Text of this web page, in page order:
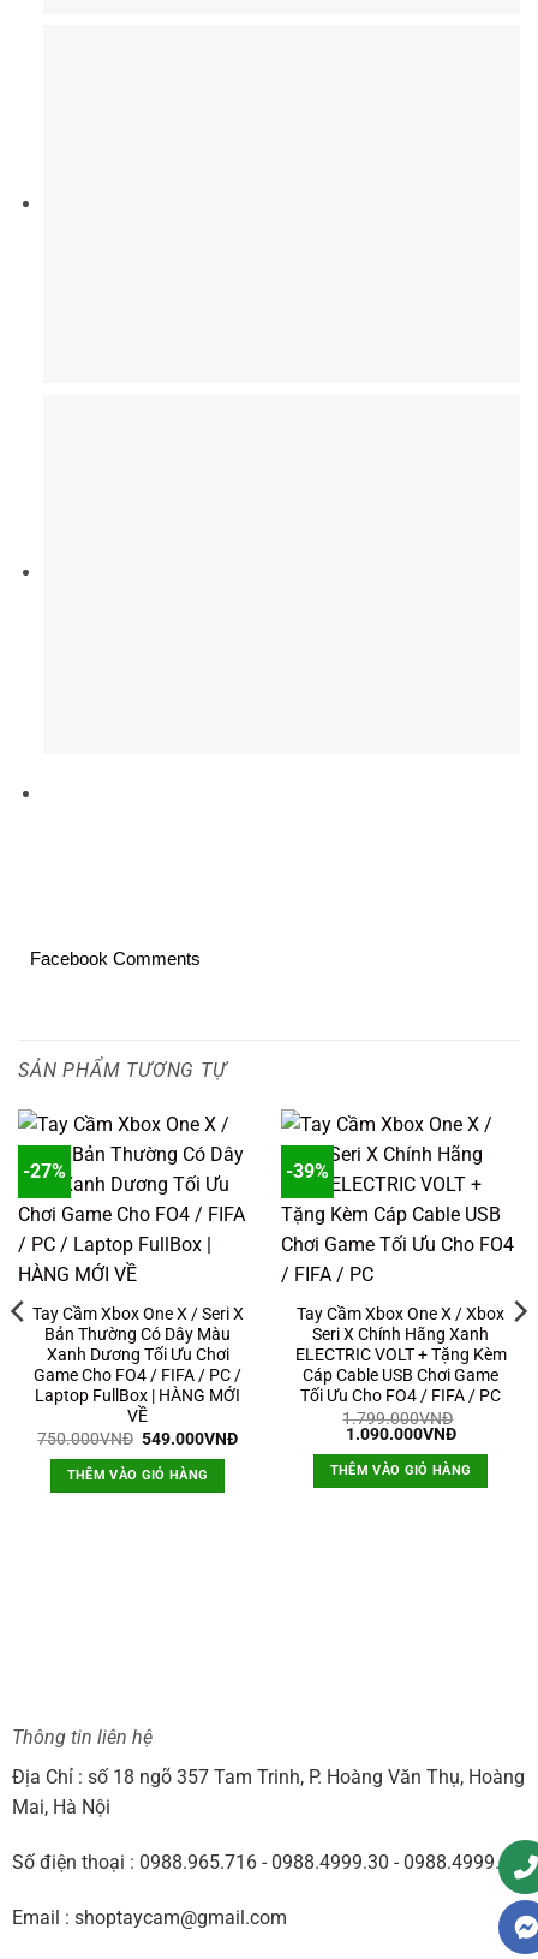
Facebook Comments
SẢN PHẨM TƯƠNG TỰ
-27%
Tay Cầm Xbox One X / Seri X
Bản Thường Có Dây Màu
Xanh Dương Tối Ưu Chơi
Game Cho FO4 / FIFA / PC /
Laptop FullBox | HÀNG MỚI
VỀ
750.000VNĐ Giá
là:
750.000VNĐ.
549.000VNĐGiá
THÊM VÀO GIỎ HÀNG
-39%
Tay Cầm Xbox One X / Xbox
Seri X Chính Hãng Xanh
ELECTRIC VOLT + Tặng Kèm
Cáp Cable USB Chơi Game
Tối Ưu Cho FO4 / FIFA / PC
1.799.000VNĐ
Giá
là:
1.799.000VNĐ.
1.090.000VNĐGiá
tại
là:
THÊM VÀO GIỎ HÀNG
Thông tin liên hệ
Địa Chỉ : số 18 ngõ 357 Tam Trinh, P. Hoàng Văn Thụ, Hoàng
Mai, Hà Nội
Số điện thoại : 0988.965.716 - 0988.4999.30 - 0988.4999.60
Email : shoptaycam@gmail.com